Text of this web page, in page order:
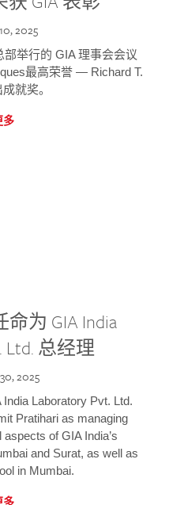
2025
举行的 GIA 理事会会议
最高荣誉 — Richard T.
就奖。
多
命为 GIA India
Ltd. 总经理
2025
Laboratory Pvt. Ltd.
Pratihari as managing
of GIA India’s
and Surat, as well as
in Mumbai.
多